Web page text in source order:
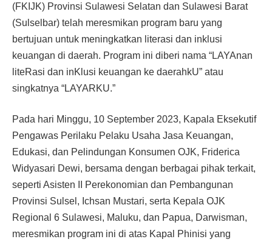
(FKIJK) Provinsi Sulawesi Selatan dan Sulawesi Barat
(Sulselbar) telah meresmikan program baru yang
bertujuan untuk meningkatkan literasi dan inklusi
keuangan di daerah. Program ini diberi nama “LAYAnan
liteRasi dan inKlusi keuangan ke daerahkU” atau
singkatnya “LAYARKU.”
Pada hari Minggu, 10 September 2023, Kapala Eksekutif
Pengawas Perilaku Pelaku Usaha Jasa Keuangan,
Edukasi, dan Pelindungan Konsumen OJK, Friderica
Widyasari Dewi, bersama dengan berbagai pihak terkait,
seperti Asisten II Perekonomian dan Pembangunan
Provinsi Sulsel, Ichsan Mustari, serta Kepala OJK
Regional 6 Sulawesi, Maluku, dan Papua, Darwisman,
meresmikan program ini di atas Kapal Phinisi yang